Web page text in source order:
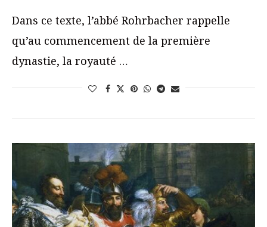
Dans ce texte, l’abbé Rohrbacher rappelle
qu’au commencement de la première
dynastie, la royauté …